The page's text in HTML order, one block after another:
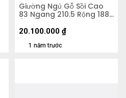
Giường Ngủ Gỗ Sồi Cao
83 Ngang 210.5 Rộng 188
(cm)
1 năm trước
20.100.000 ₫